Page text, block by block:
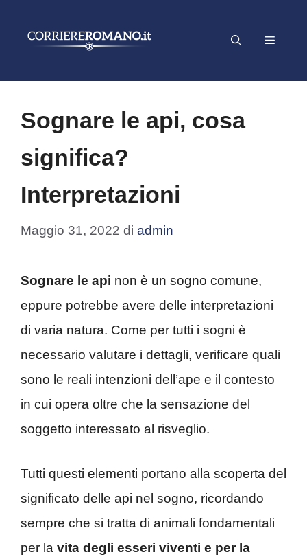
Menu
Sognare le api, cosa
significa?
Interpretazioni
Maggio 31, 2022 di admin
Sognare le api non è un sogno comune,
eppure potrebbe avere delle interpretazioni
di varia natura. Come per tutti i sogni è
necessario valutare i dettagli, verificare quali
sono le reali intenzioni dell’ape e il contesto
in cui opera oltre che la sensazione del
soggetto interessato al risveglio.
Tutti questi elementi portano alla scoperta del
significato delle api nel sogno, ricordando
sempre che si tratta di animali fondamentali
per la vita degli esseri viventi e per la